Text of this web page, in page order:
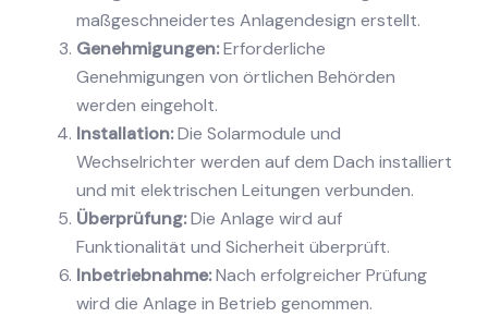
maßgeschneidertes Anlagendesign erstellt.
Genehmigungen:Erforderliche
Genehmigungen von örtlichen Behörden
werden eingeholt.
Installation:Die Solarmodule und
Wechselrichter werden auf dem Dach installiert
und mit elektrischen Leitungen verbunden.
Überprüfung:Die Anlage wird auf
Funktionalität und Sicherheit überprüft.
Inbetriebnahme:Nach erfolgreicher Prüfung
wird die Anlage in Betrieb genommen.